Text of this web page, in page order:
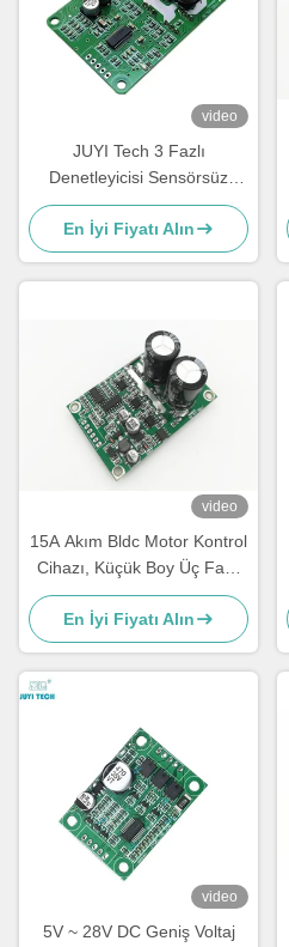
video
JUYI Tech 3 Fazlı
Denetleyicisi Sensörsüz
BLDC Motor Sürücü Tablosu
10V-36V 20A.
En İyi Fiyatı Alın
video
15A Akım Bldc Motor Kontrol
Cihazı, Küçük Boy Üç Fazlı
Motor Sürücüsü
En İyi Fiyatı Alın
video
5V ~ 28V DC Geniş Voltaj